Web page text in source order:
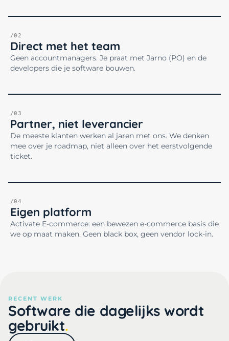
/02
Direct met het team
Geen accountmanagers. Je praat met Jarno (PO) en de
developers die je software bouwen.
/03
Partner, niet leverancier
De meeste klanten werken al jaren met ons. We denken
mee over je roadmap, niet alleen over het eerstvolgende
ticket.
/04
Eigen platform
Activate E-commerce: een bewezen e-commerce basis die
we op maat maken. Geen black box, geen vendor lock-in.
RECENT WERK
Software die dagelijks wordt
gebruikt